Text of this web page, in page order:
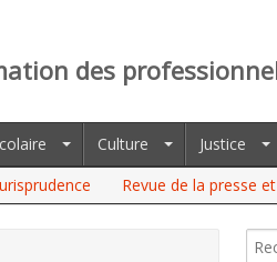
des
Culture Justice
Revue de la presse